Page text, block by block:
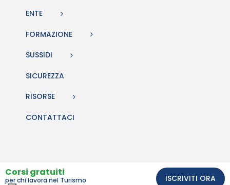
Corsi gratuiti
per chi lavora nel Turismo ISCRIVITI ORA
ENTE
FORMAZIONE
SUSSIDI
SICUREZZA
RISORSE
CONTATTACI